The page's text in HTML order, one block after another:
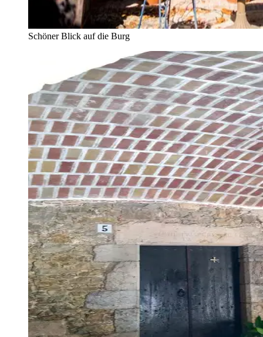
Schöner Blick auf die Burg